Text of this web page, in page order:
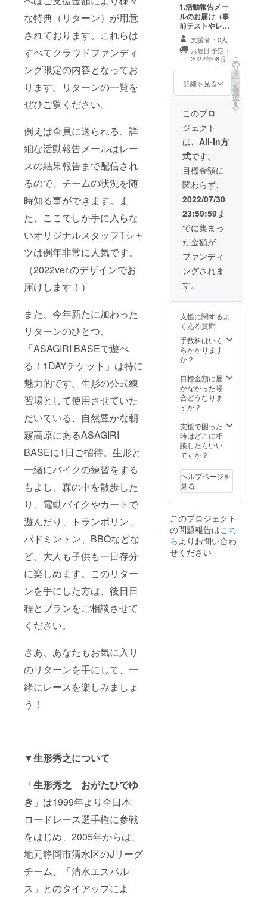
な特典（リターン）が用意
されております。これらは
すべてクラウドファンディ
ング限定の内容となってお
ります。リターンの一覧を
ぜひご覧ください。
例えば全員に送られる、詳
細な活動報告メールはレー
スの結果報告まで配信され
るので、チームの状況を随
時知る事ができます。ま
た、ここでしか手に入らな
いオリジナルスタッフTシャ
ツは例年非常に人気です。
（2022ver.のデザインでお
届けします！）
また、今年新たに加わった
リターンのひとつ、
「ASAGIRI BASEで遊べ
る！1DAYチケット」は特に
魅力的です。生形の公式練
習場として使用させていた
だいている、自然豊かな朝
霧高原にあるASAGIRI
BASEに1日ご招待。生形と
一緒にバイクの練習をする
もよし、森の中を散歩した
り、電動バイクやカートで
遊んだり、トランポリン、
バドミントン、BBQなどな
ど。大人も子供も一日存分
に楽しめます。このリター
ンを手にした方は、後日日
程とプランをご相談させて
ください。
さあ、あなたもお気に入り
のリターンを手にして、一
緒にレースを楽しみましょ
う！
▼生形秀之について
「生形秀之 おがたひでゆ
き 」は1999年より全日本
ロードレース選手権に参戦
をはじめ、2005年からは、
地元静岡市清水区のJリーグ
チーム、「清水エスパル
ス」とのタイアップによ
ジ、8耐会場へ設
置するスポン
サー紹介ボード
へのお名前掲出
＊＊支援時、必
ず備考欄にご希
望のお名前をご
記入ください 9.
鈴鹿8耐V2指定
席チケット1枚
（SUZUKI応援
席 座席の指定
はできかねま
真は8耐参戦時の
ものを使用。お
届けは8耐終了後
となります
7.ASAGIRI
BASEで遊べ
る！1DAYチ
ケット1回分 ＊
8耐終了後日程と
8.チームホーム
サー紹介ペー
ジ、8耐会場へ設
置するスポン
サー紹介ボード
へのお名前掲出
＊＊支援時、必
ず備考欄にご希
望のお名前をご
チームの8耐決起
パーティー2名様
ご招待（日程：
7/22金 18:30
～ 会場：静岡
場までの交通
費、必要になっ
た場合の宿泊費
等は各自ご負担
お願いいたしま
す 10.鈴鹿8耐V2
指定席チケット2
枚（SUZUKI応
援席 座席の指
定はできかねま
タッフTシャツ
2022ver.（ドラ
イメッシュ素
材） 5.S-PULSE
DREAM
RACINGオリジ
ナルバッグ
（W200、
H210、
D170mm 持ち
手含まず） 6.生
形秀之フォトパ
ネル（A3）＊写
真は8耐参戦時の
ものを使用。お
届けは8耐終了後
となります
7.ASAGIRI
BASEで遊べ
る！1DAYチ
ケット1回分 ＊
8耐終了後日程と
させてください
8.チームホーム
サー紹介ペー
ジ、8耐会場へ設
サー紹介ボード
ず備考欄にご希
望のお名前をご
記入ください 9.
チームの8耐決起
パーティー2名様
ご招待（日程：
7/22金 18:30
～ 会場：静岡
市清水区） ＊会
場までの交通
費、必要になっ
た場合の宿泊費
等は各自ご負担
お願いいたしま
す 10.鈴鹿8耐V2
指定席チケット3
枚（SUZUKI応
援席 座席の指
定はできかねま
お名前掲出（ス
イングアーム）
＊サイズはチー
ム規定による
1.活動報告メー
ルのお届け（事
前テストやレー
スの経過報告
等、随時お届け
します） 2.S-
PULSE DREAM
RACINGオリジ
ナルステッカー
4.S-PULSE
RACING8耐ス
タッフTシャツ
2022ver.（ドラ
イメッシュ素
材） 5.S-PULSE
RACINGオリジ
ナルバッグ
H210、
D170mm 持ち
手含まず） 6.生
形秀之フォトパ
ネル（A3）＊写
ものを使用。お
届けは8耐終了後
となります
7.ASAGIRI
BASEで遊べ
る！1DAYチ
ケット1回分 ＊
8耐終了後日程と
プランをご相談
させてください
ページのスポン
サー紹介ペー
ジ、8耐会場へ設
置するスポン
へのお名前掲出
＊＊支援時、必
ず備考欄にご希
望のお名前をご
チームの8耐決起
パーティー2名様
ご招待（日程：
7/22金 18:30
～ 会場：静岡
市清水区） ＊会
場までの交通
費、必要になっ
た場合の宿泊費
支援者：0人
お届け予定：
2022年08月
詳細を見る
こ
の
リ
タ
ー
ン
を
選
択
す
る
このプロ
ジェクト
は、 All-In方
式です。
目標金額に
関わらず、
2022/07/30
23:59:59ま
でに集まっ
た金額が
ファンディ
ングされま
す。
支援に関するよ
くある質問
手数料はいく
らかかります
か？
目標金額に届
かなかった場
合どうなりま
すか？
支援で困った
時はどこに相
談したらいい
ですか？
ヘルプページを
見る
このプロジェクト
の問題報告はこち
らよりお問い合わ
せください